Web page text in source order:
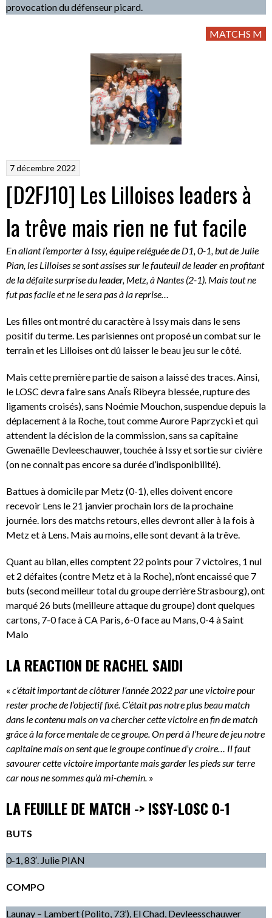
provocation du défenseur picard.
MATCHS M
7 décembre 2022
[D2FJ10] Les Lilloises leaders à
la trêve mais rien ne fut facile
En allant l’emporter à Issy, équipe reléguée de D1, 0-1, but de Julie
Pian, les Lilloises se sont assises sur le fauteuil de leader en profitant
de la défaite surprise du leader, Metz, à Nantes (2-1). Mais tout ne
fut pas facile et ne le sera pas à la reprise…
Les filles ont montré du caractère à Issy mais dans le sens
positif du terme. Les parisiennes ont proposé un combat sur le
terrain et les Lilloises ont dû laisser le beau jeu sur le côté.
Mais cette première partie de saison a laissé des traces. Ainsi,
le LOSC devra faire sans AnaÏs Ribeyra blessée, rupture des
ligaments croisés), sans Noémie Mouchon, suspendue depuis la
déplacement à la Roche, tout comme Aurore Paprzycki et qui
attendent la décision de la commission, sans sa capîtaine
Gwenaëlle Devleeschauwer, touchée à Issy et sortie sur civière
(on ne connait pas encore sa durée d’indisponibilité).
Battues à domicile par Metz (0-1), elles doivent encore
recevoir Lens le 21 janvier prochain lors de la prochaine
journée. lors des matchs retours, elles devront aller à la fois à
Metz et à Lens. Mais au moins, elle sont devant à la trêve.
Quant au bilan, elles comptent 22 points pour 7 victoires, 1 nul
et 2 défaites (contre Metz et à la Roche), n’ont encaissé que 7
buts (second meilleur total du groupe derrière Strasbourg), ont
marqué 26 buts (meilleure attaque du groupe) dont quelques
cartons, 7-0 face à CA Paris, 6-0 face au Mans, 0-4 à Saint
Malo
LA REACTION DE RACHEL SAIDI
« c’était important de clôturer l’année 2022 par une victoire pour
rester proche de l’objectif fixé. C’était pas notre plus beau match
dans le contenu mais on va chercher cette victoire en fin de match
grâce à la force mentale de ce groupe. On perd à l’heure de jeu notre
capitaine mais on sent que le groupe continue d’y croire… Il faut
savourer cette victoire importante mais garder les pieds sur terre
car nous ne sommes qu’à mi-chemin. »
LA FEUILLE DE MATCH -> ISSY-LOSC 0-1
BUTS
0-1, 83′. Julie PIAN
COMPO
Launay – Lambert (Polito, 73’), El Chad, Devleesschauwer